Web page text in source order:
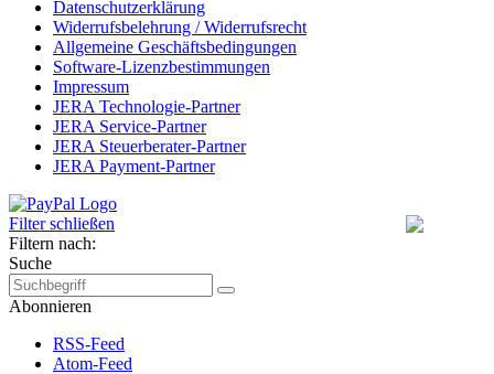
Datenschutzerklärung
Widerrufsbelehrung / Widerrufsrecht
Allgemeine Geschäftsbedingungen
Software-Lizenzbestimmungen
Impressum
JERA Technologie-Partner
JERA Service-Partner
JERA Steuerberater-Partner
JERA Payment-Partner
Filter schließen
Filtern nach:
Suche
Abonnieren
RSS-Feed
Atom-Feed